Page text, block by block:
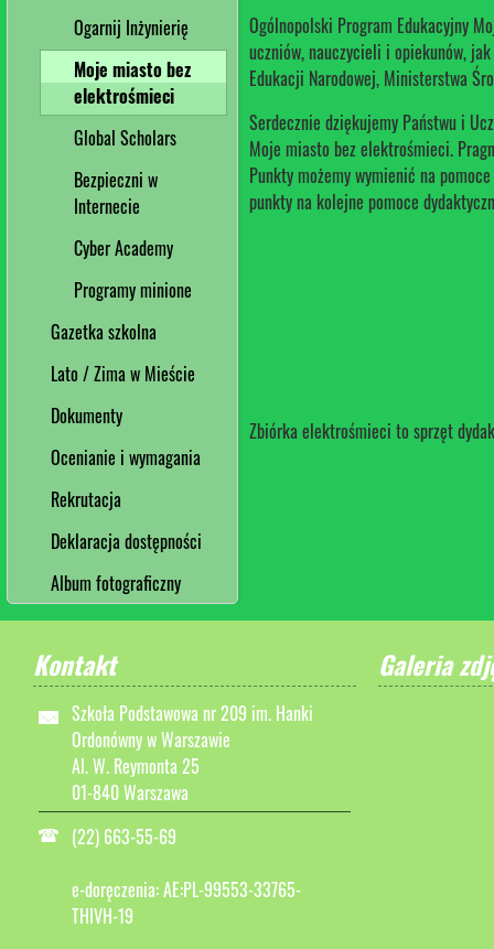
Ogarnij Inżynierię
Moje miasto bez
elektrośmieci
Global Scholars
Bezpieczni w
Internecie
Cyber Academy
Programy minione
Gazetka szkolna
Lato / Zima w Mieście
Dokumenty
Ocenianie i wymagania
Rekrutacja
Deklaracja dostępności
Album fotograficzny
Ogólnopolski Program Edukacyjny
uczniów, nauczycieli i opiekunów,
Edukacji Narodowej, Ministerstwa
Serdecznie dziękujemy Państwu i
Moje miasto bez elektrośmieci.
Punkty możemy wymienić na
punkty na kolejne pomoce
Zbiórka elektrośmieci to sprzęt
Kontakt
Szkoła Podstawowa nr 209 im. Hanki
Ordonówny w Warszawie
Al. W. Reymonta 25
01-840 Warszawa
(22) 663-55-69
e-doręczenia: AE:PL-99553-33765-
THIVH-19
Galeria